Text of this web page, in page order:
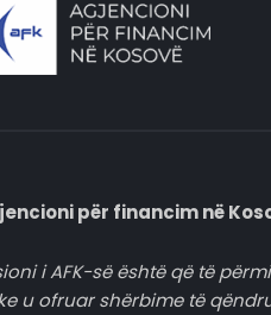
për financim në
i AFK-së është që të
u ofruar shërbime të